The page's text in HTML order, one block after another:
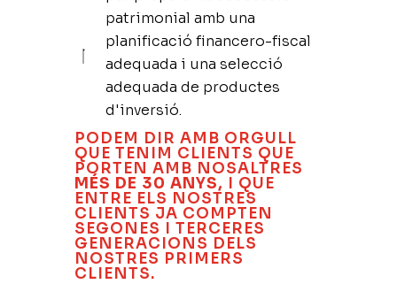
patrimonial amb una
planificació financero-fiscal
adequada i una selecció
adequada de productes
d'inversió.
PODEM DIR AMB ORGULL
QUE TENIM CLIENTS QUE
PORTEN AMB NOSALTRES
MÉS DE 30 ANYS, I QUE
ENTRE ELS NOSTRES
CLIENTS JA COMPTEN
SEGONES I TERCERES
GENERACIONS DELS
NOSTRES PRIMERS
CLIENTS.